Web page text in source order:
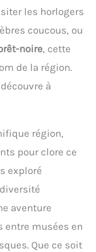
les horlogers
coucous, ou
noire, cette
de la région.
à
région,
pour clore ce
exploré
aventure
entre musées en
Que ce soit